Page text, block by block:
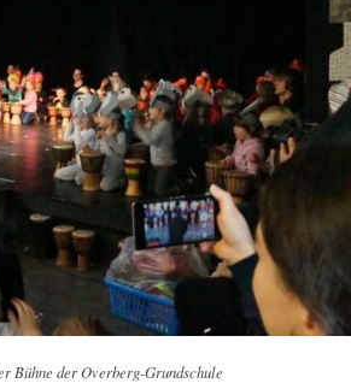
Bühne der Overberg-Grundschule